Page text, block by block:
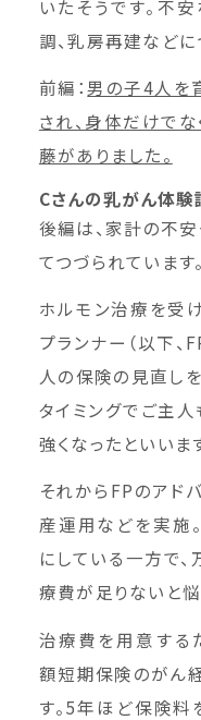
いたそうです。不
調、乳房再建などに
前編：男の子4人を
され、身体だけで
藤がありました。
Cさんの乳がん体験
後編は、家計の不
てつづられています。
ホルモン治療を受
プランナー（以下、
人の保険の見直し
タイミングでご主
強くなったといいま
それからFPのアド
産運用などを実施
にしている一方で
療費が足りないと悩
治療費を用意する
額短期保険のがん
す。5年ほど保険料